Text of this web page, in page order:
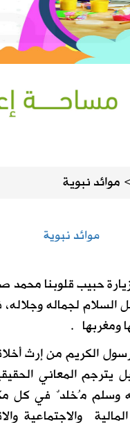
حملة التبرع بالدم «بدمي أفديك» الجمعة ولمدة يومين
تواصل استقبال طلبات القبول
أحمد السعيد يستعرض
ينعش أسواق القطيف..
موائد نبوية
موائد نبوية
حبيب قلوبنا محمد
لجماله
ومغربها .
الكريم من إرث
يترجم المعاني
وسلم مُخلدٌ في كل
والاجتماعية